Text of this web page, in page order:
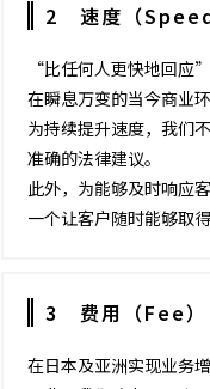
2 速度（Speed
“比任何人更快地回应
在瞬息万变的当今商业
为持续提升速度，我们
准确的法律建议。
此外，为能够及时响应
一个让客户随时能够取
3 费用（Fee）
在日本及亚洲实现业务